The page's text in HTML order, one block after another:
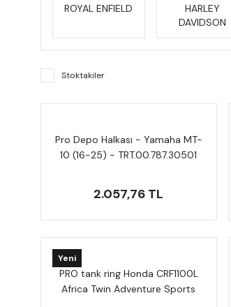
ROYAL ENFIELD
HARLEY
DAVIDSON
Stoktakiler
Pro Depo Halkası - Yamaha MT-
10 (16-25) - TRT.00.787.30501
2.057,76 TL
Yeni
PRO tank ring Honda CRF1100L
Africa Twin Adventure Sports